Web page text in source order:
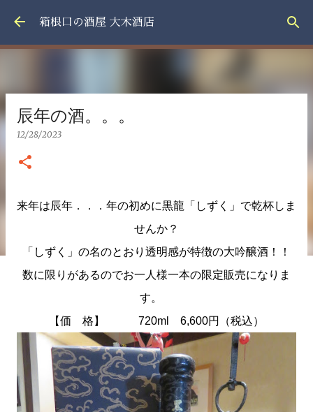
スキップしてメイン コンテンツに移動
箱根口の酒屋 大木酒店
辰年の酒。。。
12/28/2023
来年は辰年．．．年の初めに黒龍「しずく」で乾杯しま
せんか？
「しずく」の名のとおり透明感が特徴の大吟醸酒！！
数に限りがあるのでお一人様一本の限定販売になりま
す。
【価 格】 720ml 6,600円（税込）